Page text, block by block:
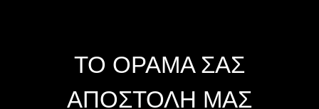
ΤΟ ΟΡΑΜΑ ΣΑΣ
ΑΠΟΣΤΟΛΗ ΜΑΣ